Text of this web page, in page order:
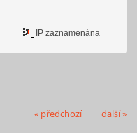
IP zaznamenána
« předchozí další »